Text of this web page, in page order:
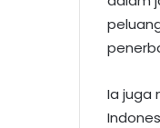
Ia juga